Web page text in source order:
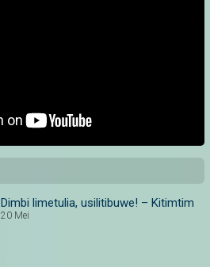
Dimbi limetulia, usilitibuwe! – Kitimtim
20 Mei